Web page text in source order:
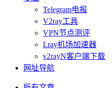
Telegram电报
V2ray工具
VPN节点测评
Lray机场加速器
v2rayN客户端下载
网址导航